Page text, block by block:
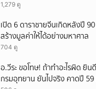
1,279 ดู
เปิด 6 ดาราชายจีนเกิดหลังปี
สร้างมูลค่าให้ได้อย่างมหาศาล
704 ดู
อ.วีระ ขอโทษ! ถ้าทำอะไรผิด ยิน
กรมอุทยาน ยันไปจริง คาดปี